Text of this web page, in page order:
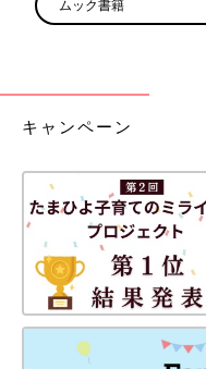
ムック書籍
キャンペーン